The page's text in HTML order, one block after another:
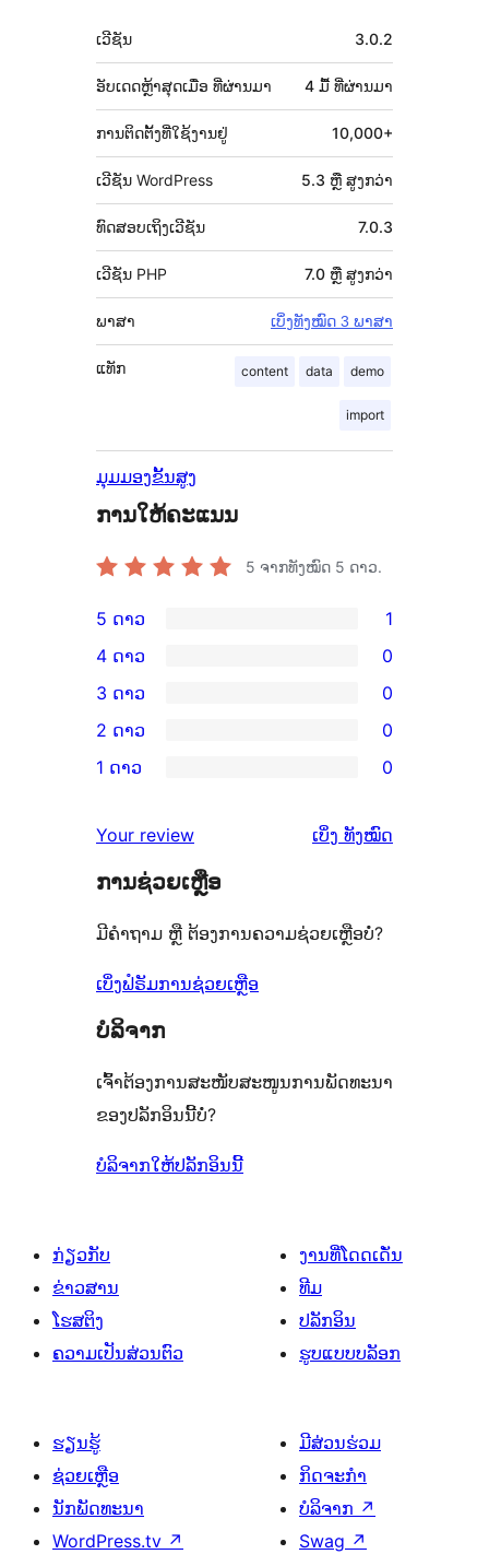
ຂໍ້ມູນ
ກຳກັບ
(Meta)
ເວີຊັນ 3.0.2
ອັບເດດຫຼ້າສຸດເມື່ອ 4 ມື້ ທີ່ຜ່ານມາ
ທີ່ຜ່ານມາ
ການຕິດຕັ້ງທີ່ໃຊ້ງານຢູ່ 10,000+
ເວີຊັນ WordPress 5.3 ຫຼື ສູງກວ່າ
ທົດສອບເຖິງເວີຊັນ 7.0.3
ເວີຊັນ PHP 7.0 ຫຼື ສູງກວ່າ
ພາສາ ເບິ່ງທັງໝົດ 3 ພາສາ
ແທັກ content data demo
import
ມຸມມອງຂັ້ນສູງ
ການໃຫ້ຄະແນນ
5 ຈາກທັງໝົດ 5 ດາວ.
ການ
ວິຈານ
5
ດາວ
ຈຳນວນ
ລາຍການ
5 ດາວ 1
ວິຈານ
4
ດາວ
0
ລາຍການ
4 ດາວ 0
ການ
ວິຈານ
3
ຈຳນວນ
0
3 ດາວ 0
ວິຈານ
ດາວ
ຈຳນວນ
ລາຍການ
2 ດາວ 0
1
ດາວ
0
ລາຍການ
1 ດາວ 0
Your review ເບິ່ງ ຄຳ
ທັງໝົດ
ການຊ່ວຍເຫຼືອ
ມີຄຳຖາມ ຫຼື ຕ້ອງການຄວາມຊ່ວຍເຫຼືອບໍ່?
ເບິ່ງຟໍຣັມການຊ່ວຍເຫຼືອ
ບໍລິຈາກ
ເຈົ້າຕ້ອງການສະໜັບສະໜູນການພັດທະນາ
ຂອງປລັກອິນນີ້ບໍ່?
ບໍລິຈາກໃຫ້ປລັກອິນນີ້
ກ່ຽວກັບ
ຂ່າວສານ
ໂຮສຕິງ
ຄວາມເປັນສ່ວນຕົວ
ງານທີ່ໂດດເດັ່ນ
ທີມ
ປລັກອິນ
ຮູບແບບບລັອກ
ຮຽນຮູ້
ຊ່ວຍເຫຼືອ
ນັກພັດທະນາ
WordPress.tv ↗
ມີສ່ວນຮ່ວມ
ກິດຈະກຳ
ບໍລິຈາກ ↗
Swag ↗